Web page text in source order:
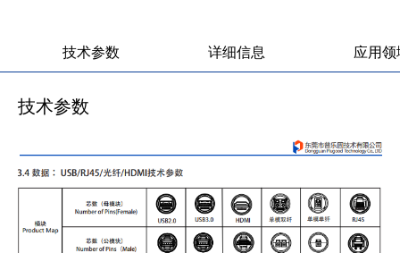
技术参数 详细信息 应用领
技术参数